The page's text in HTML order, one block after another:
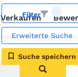
Verkaufen
Filter
Erweiterte Suche
Suche speichern